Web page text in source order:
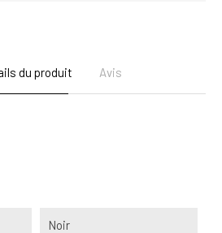
du produit Avis
Noir